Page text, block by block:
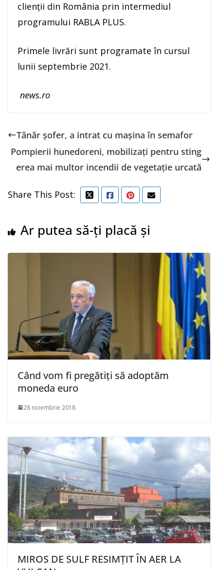
clienţii din România prin intermediul
programului RABLA PLUS.
Primele livrări sunt programate în cursul
lunii septembrie 2021.
news.ro
Tânăr șofer, a intrat cu mașina în semafor
Pompierii hunedoreni, mobilizați pentru sting
erea mai multor incendii de vegetație urcată
Share This Post:
Ar putea să-ți placă și
Când vom fi pregătiți să adoptăm
moneda euro
28 noiembrie 2018
MIROS DE SULF RESIMȚIT ÎN AER LA